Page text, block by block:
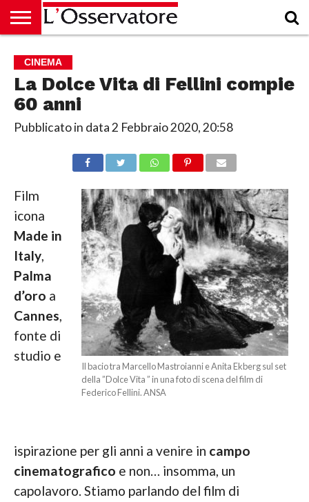
CULTURA
ECONOMIA
RUBRICHE
ARCHIVIO
PODCAST
ABBONAMENTO
CHI
SIAMO
ACCEDI
CINEMA
La Dolce Vita di Fellini compie
60 anni
Pubblicato in data2 Febbraio 2020, 20:58
Il bacio tra Marcello Mastroianni e Anita Ekberg sul set
della ”Dolce Vita ” in una foto di scena del film di
Federico Fellini. ANSA
Film
icona
Made in
Italy,
Palma
d’oro a
Cannes,
fonte di
studio e
ispirazione per gli anni a venire in campo
cinematografico e non… insomma, un
capolavoro. Stiamo parlando del film di